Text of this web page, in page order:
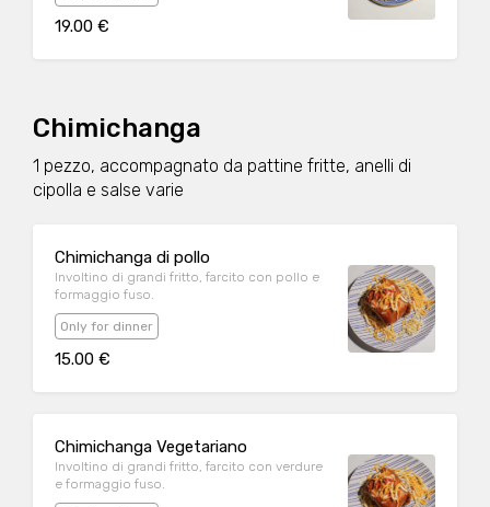
19.00 €
Chimichanga
1 pezzo, accompagnato da pattine fritte, anelli di
cipolla e salse varie
Chimichanga di pollo
Involtino di grandi fritto, farcito con pollo e
formaggio fuso.
Only for dinner
15.00 €
Chimichanga Vegetariano
Involtino di grandi fritto, farcito con verdure
e formaggio fuso.